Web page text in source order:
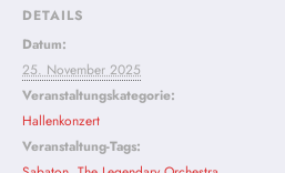
DETAILS
Datum:
25. November 2025
Veranstaltungskategorie:
Hallenkonzert
Veranstaltung-Tags: